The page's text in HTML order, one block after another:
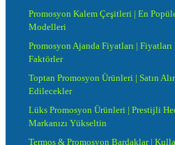
Promosyon Kalem Çeşitleri | En
Modelleri
Promosyon Ajanda Fiyatları |
Faktörler
Toptan Promosyon Ürünleri | Satın
Edilecekler
Lüks Promosyon Ürünleri | Prestijli
Markanızı Yükseltin
Termos & Promosyon Bardaklar |